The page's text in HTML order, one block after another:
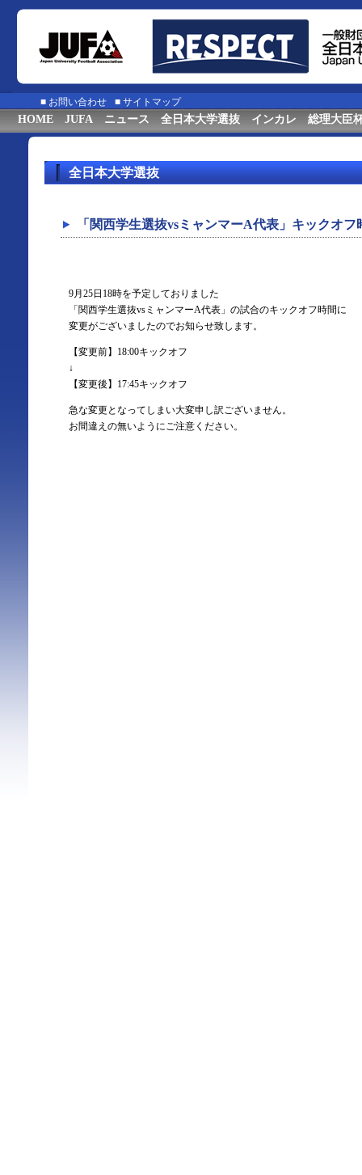
■ お問い合わせ ■ サイトマップ
HOME JUFA ニュース 全日本大学選抜 インカレ 総理大臣
全日本大学選抜
「関西学生選抜vsミャンマーA代表」キックオ
9月25日18時を予定しておりました
「関西学生選抜vsミャンマーA代表」の試合のキックオフ時間に
変更がございましたのでお知らせ致します。
【変更前】18:00キックオフ
↓
【変更後】17:45キックオフ
急な変更となってしまい大変申し訳ございません。
お間違えの無いようにご注意ください。